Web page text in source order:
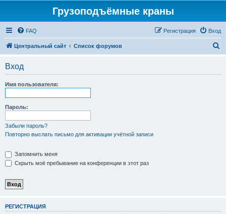
Грузоподъёмные краны
FAQ Вход
Регистрация
Центральный сайт Список форумов
Вход
Имя пользователя:
Пароль:
Забыли пароль?
Повторно выслать письмо для активации учётной записи
Запомнить меня
Скрыть моё пребывание на конференции в этот раз
РЕГИСТРАЦИЯ